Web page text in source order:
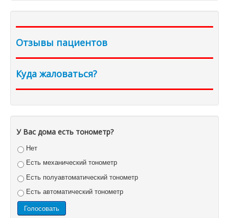
Отзывы пациентов
Куда жаловаться?
У Вас дома есть тонометр?
Нет
Есть механический тонометр
Есть полуавтоматический тонометр
Есть автоматический тонометр